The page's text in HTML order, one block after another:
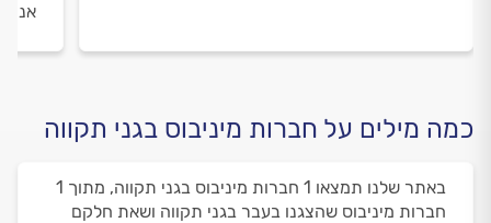
אנו
כמה מילים על חברות מיניבוס בגני תקווה
באתר שלנו תמצאו 1 חברות מיניבוס בגני תקווה, מתוך 1
חברות מיניבוס שהצגנו בעבר בגני תקווה ושאת חלקם